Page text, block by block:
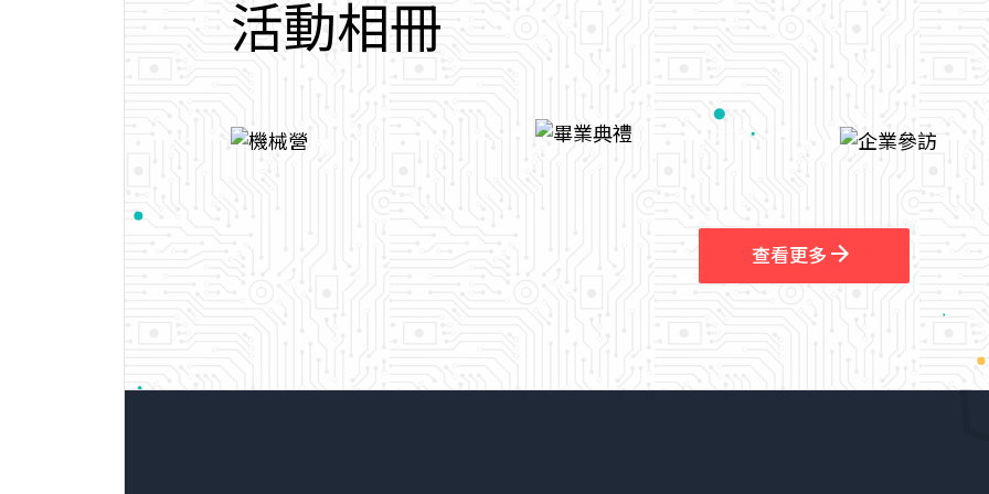
活動相冊
arrow_outward
查看更多